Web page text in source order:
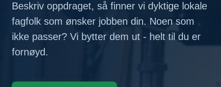
Beskriv oppdraget, så finner vi dyktige lokale
fagfolk som ønsker jobben din. Noen som
ikke passer? Vi bytter dem ut - helt til du er
fornøyd.